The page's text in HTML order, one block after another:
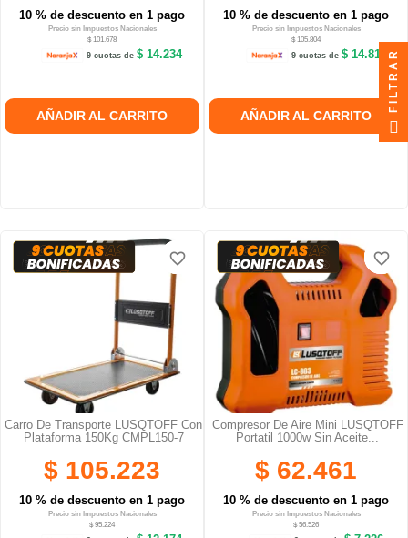
10 % de descuento en 1 pago
Precio sin Impuestos Nacionales
$ 101.678
9 cuotas de$ 14.234
AÑADIR AL CARRITO
10 % de descuento en 1 pago
Precio sin Impuestos Nacionales
$ 105.804
9 cuotas de $ 14.811
AÑADIR AL CARRITO
Carro De Transporte LUSQTOFF Con
Plataforma 150Kg CMPL150-7
$ 105.223
10 % de descuento en 1 pago
Precio sin Impuestos Nacionales
$ 95.224
favorite_border
favorite_border
favorite_border
Compresor De Aire Mini LUSQTOFF
Portatil 1000w Sin Aceite...
$ 62.461
10 % de descuento en 1 pago
Precio sin Impuestos Nacionales
$ 56.526
favorite_border
favorite_border
favorite_border
FILTRAR